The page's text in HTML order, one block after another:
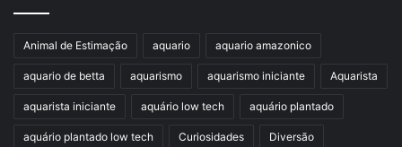
Animal de Estimação aquario aquario amazonico
aquario de betta aquarismo aquarismo iniciante Aquarista
aquarista iniciante aquário low tech aquário plantado
aquário plantado low tech Curiosidades Diversão